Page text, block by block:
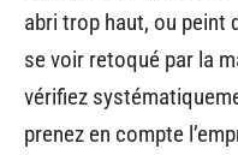
abri trop haut, ou peint
se voir retoqué par la
vérifiez
prenez en compte